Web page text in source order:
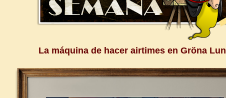
La máquina de hacer airtimes en Gröna